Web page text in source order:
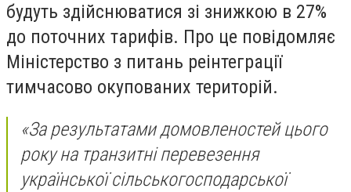
будуть здійснюватися зі знижкою в 27%
до поточних тарифів. Про це повідомляє
Міністерство з питань реінтеграції
тимчасово окупованих територій.
«За результатами домовленостей цього
року на транзитні перевезення
української сільськогосподарської